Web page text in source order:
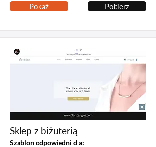
Pokaż Pobierz
Sklep z biżuterią
Szablon odpowiedni dla: